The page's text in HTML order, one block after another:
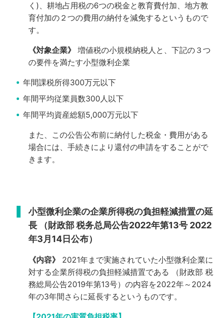
く)、耕地占用税の6つの税金と教育費付加、地方教
育付加の２つの費用の納付を減免するというもので
す。
《対象企業》
増値税の小規模納税人と、下記の３つ
の要件を満たす小型微利企業
年間課税所得300万元以下
年間平均従業員数300人以下
年間平均資産総額5,000万元以下
また、この公告公布前に納付した税金・費用がある
場合には、手続きにより還付の申請をすることがで
きます。
小型微利企業の企業所得税の負担軽減措置の延
長 （財政部 税务总局公告2022年第13号 2022
年3月14日公布）
《内容》
2021年まで実施されていた小型微利企業に
対する企業所得税の負担軽減措置である （財政部 税
務総局公告2019年第13号）の内容を2022年～2024
年の3年間さらに延長するというものです。